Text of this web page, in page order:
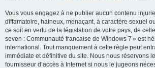
Vous vous engagez à ne publier aucun contenu
diffamatoire, haineux, menaçant, à caractère sexuel
ce soit en vertu de la législation de votre pays, de
seven : Communauté francaise de Windows 7 » est
international. Tout manquement à cette règle peut
immédiate et définitive du site. Nous nous réservons
fournisseur d’accès à Internet si nous le jugeons